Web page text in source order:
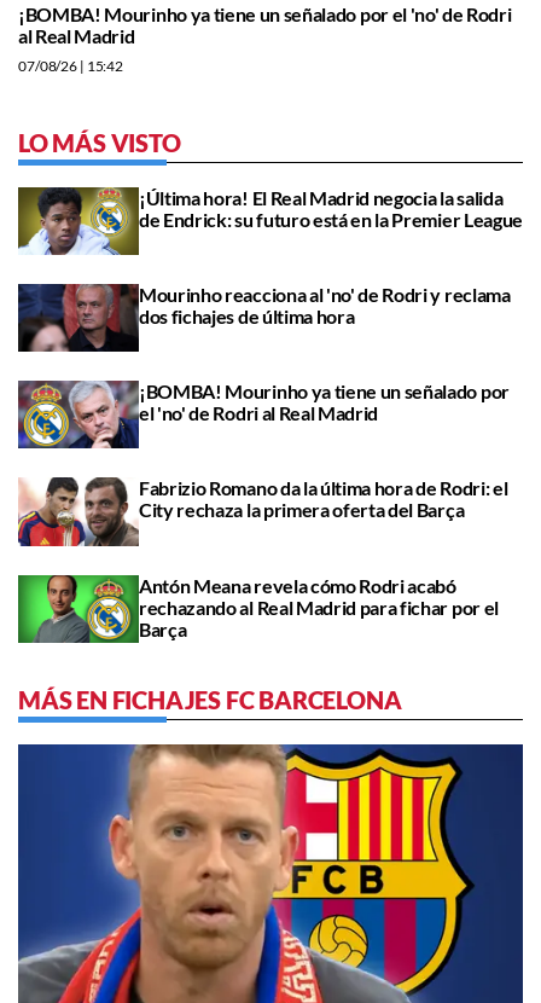
¡BOMBA! Mourinho ya tiene un señalado por el 'no' de Rodri
al Real Madrid
07/08/26 | 15:42
LO MÁS VISTO
¡Última hora! El Real Madrid negocia la salida
de Endrick: su futuro está en la Premier League
Mourinho reacciona al 'no' de Rodri y reclama
dos fichajes de última hora
¡BOMBA! Mourinho ya tiene un señalado por
el 'no' de Rodri al Real Madrid
Fabrizio Romano da la última hora de Rodri: el
City rechaza la primera oferta del Barça
Antón Meana revela cómo Rodri acabó
rechazando al Real Madrid para fichar por el
Barça
MÁS EN FICHAJES FC BARCELONA